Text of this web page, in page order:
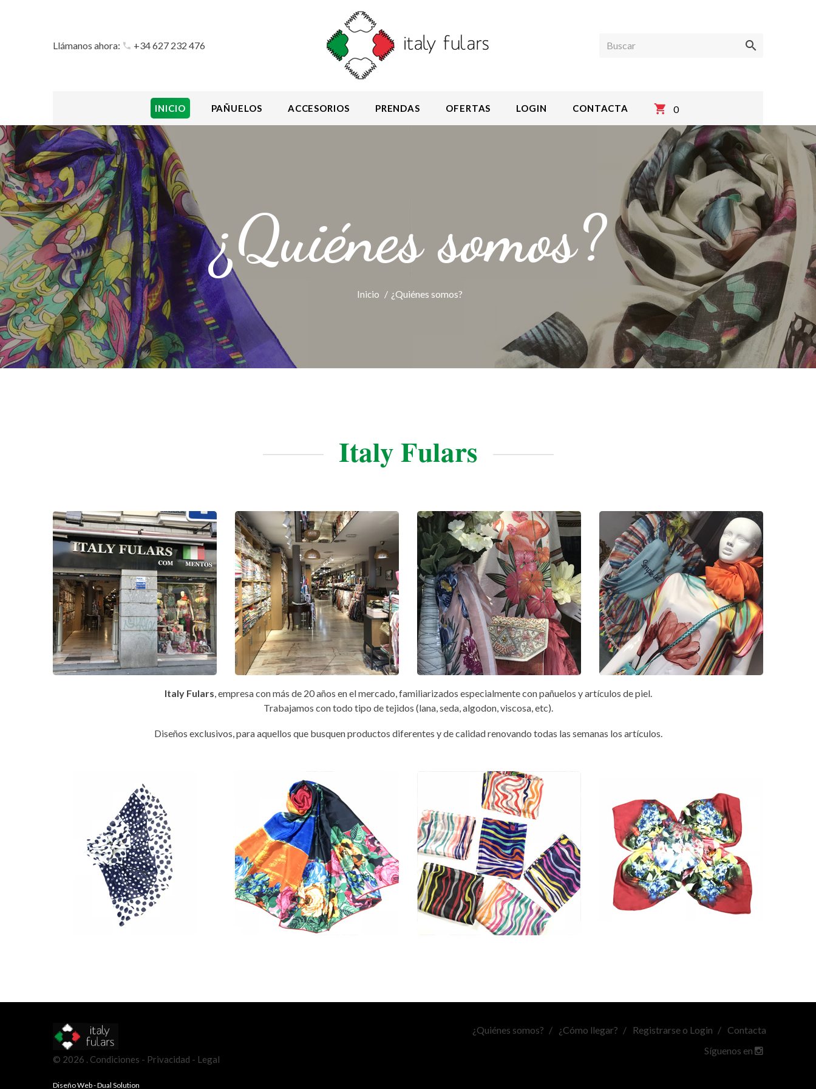
Llámanos ahora: +34 627 232 476 Buscar
INICIO PAÑUELOS ACCESORIOS PRENDAS OFERTAS LOGIN CONTACTA 0
¿Quiénes somos?
Inicio ¿Quiénes somos?
Italy Fulars
Italy Fulars, empresa con más de 20 años en el mercado, familiarizados especialmente con pañuelos y artículos de piel.
Trabajamos con todo tipo de tejidos (lana, seda, algodon, viscosa, etc).
Diseños exclusivos, para aquellos que busquen productos diferentes y de calidad renovando todas las semanas los artículos.
¿Quiénes somos? ¿Cómo llegar? Registrarse o Login
Contacta
Síguenos en
© 2026 . Condiciones - Privacidad - Legal
Diseño Web - Dual Solution